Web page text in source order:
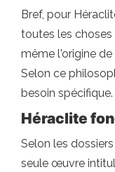
Bref, pour
toutes les choses
même l'origine
Selon ce
besoin spécifique.
Héraclite
Selon les
seule œuvre